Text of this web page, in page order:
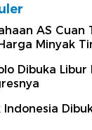
AS Cuan
Minyak
Dibuka
Indonesia